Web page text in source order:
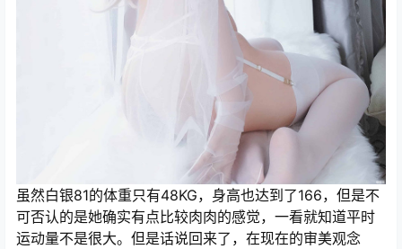
虽然白银81的体重只有48KG，身高也达到了166，但是不
可否认的是她确实有点比较肉肉的感觉，一看就知道平时
运动量不是很大。但是话说回来了，在现在的审美观念